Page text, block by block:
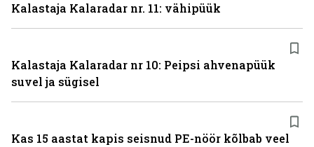
Kalastaja Kalaradar nr. 11: vähipüük
Kalastaja Kalaradar nr 10: Peipsi ahvenapüük
suvel ja sügisel
Kas 15 aastat kapis seisnud PE-nöör kõlbab veel